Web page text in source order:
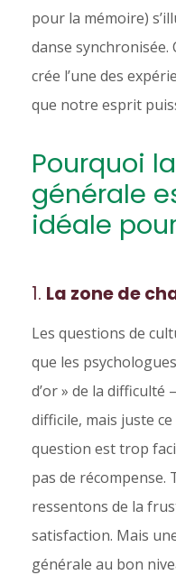
pour la mémoire)
danse
crée l’une des
que notre esprit
Pourquoi
générale
idéale
1. La zone de
Les questions de
que les
d’or » de la
difficile, mais juste ce
question est trop
pas de récompense.
ressentons de la
satisfaction. Mais
générale au bon